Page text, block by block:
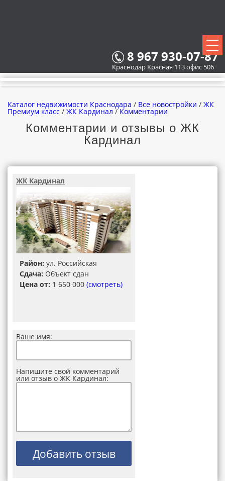
8 967 930-07-87
Краснодар Красная 113 офис 506
ВСЕ НОВОСТРОЙКИ
КАРТА НОВОСТРОЕК
ВСЕ КОТТЕДЖНЫЕ ПОСЕЛКИ
Каталог недвижимости Краснодара / Все новостройки / ЖК
Премиум класс / ЖК Кардинал /Комментарии
Комментарии и отзывы о ЖК
Кардинал
ЖК Кардинал
Район: ул. Российская
Сдача: Объект сдан
Цена от: 1 650 000 (смотреть)
Ваше имя:
Напишите свой комментарий
или отзыв о ЖК Кардинал: